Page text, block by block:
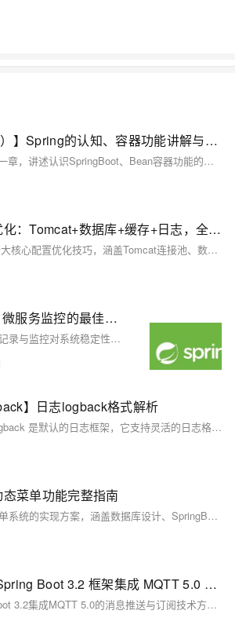
【SpringBoot（一）】Spring的认知、容器功能讲解与自动装配原理的入门，带你熟悉Springboot中基本的注解使用
SpringBoot专栏开篇第一章，讲述认识SpringBoot、Bean容器功能的讲解、自动装配原理的入门，还有其他常用的Springboot注解！如果想要了解SpringBoot，那么就进来看看吧！
Spring Boot配置优化：Tomcat+数据库+缓存+日志，全场景教程
本文详解Spring Boot十大核心配置优化技巧，涵盖Tomcat连接池、数据库连接池、Jackson时区、日志管理、缓存策略、异步线程池等关键配置，结合代码示例与通俗解释，助你轻松掌握高并发场景下的性能调优方法，适用于实际项目落地。
日志收集和Spring 微服务监控的最佳实践
在微服务架构中，日志记录与监控对系统稳定性、问题排查和性能优化至关重要。本文介绍了在 Spring 微服务中实现高效日志记录与监控的最佳实践，涵盖日志级别选择、结构化日志、集中记录、服务ID跟踪、上下文信息添加、日志轮转，以及使用 Spring Boot Actuator、Micrometer、Prometheus、Grafana、ELK 堆栈等工具进行监控与可视化。通过这些方法，可提升系统的可观测性与运维效率。
】日志logback格式解析
在 Spring Boot 中，Logback 是默认的日志框架，它支持灵活的日志格式配置。通过配置 logback.xml 文件，可以定义日志的输出格式、日志级别、日志文件路径等。
菜单功能完整指南
本文介绍了一个动态菜单系统的实现方案，涵盖数据库设计、SpringBoot后端实现、Vue前端展示及权限控制等内容，适用于中后台系统的权限管理。
Java 开发中基于 Spring Boot 3.2 框架集成 MQTT 5.0 协议实现消息推送与订阅功能的技术方案解析
本文介绍基于Spring Boot 3.2集成MQTT 5.0的消息推送与订阅技术方案，涵盖核心技术栈选型（Spring Boot、Eclipse Paho、HiveMQ）、项目搭建与配置、消息发布与订阅服务实现，以及在智能家居控制系统中的应用实例。同时，详细探讨了安全增强（TLS/SSL）、性能优化（异步处理与背压控制）、测试监控及生产环境部署方案，为构建高可用、高性能的消息通信系统提供全面指导。附资源下载链接：[https://pan.quark.cn/s/14fcf913bae6](https://pan.quark.cn/s/14fcf913bae6)。